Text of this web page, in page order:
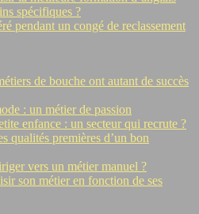
spécifiques ?
pendant un congé de reclassement
de bouche ont autant de succès
: un métier de passion
enfance : un secteur qui recrute ?
qualités premières d’un bon
vers un métier manuel ?
son métier en fonction de ses